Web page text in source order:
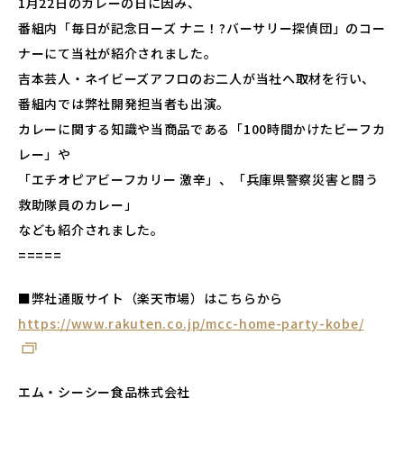
番組内「毎日が記念日ーズ ナニ！?バーサリー探偵団」のコー
ナーにて当社が紹介されました。
吉本芸人・ネイビーズアフロのお二人が当社へ取材を行い、
番組内では弊社開発担当者も出演。
カレーに関する知識や当商品である「100時間かけたビーフカ
レー」や
「エチオピアビーフカリー 激辛」、「兵庫県警察災害と闘う
救助隊員のカレー」
なども紹介されました。
=====
■弊社通販サイト（楽天市場）はこちらから
https://www.rakuten.co.jp/mcc-home-party-kobe/
エム・シーシー食品株式会社